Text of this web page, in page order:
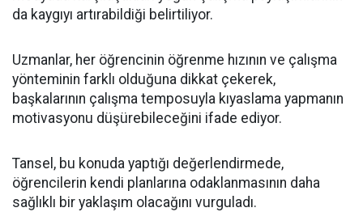
da kaygıyı artırabildiği belirtiliyor.
Uzmanlar, her öğrencinin öğrenme hızının ve çalışma
yönteminin farklı olduğuna dikkat çekerek,
başkalarının çalışma temposuyla kıyaslama yapmanın
motivasyonu düşürebileceğini ifade ediyor.
Tansel, bu konuda yaptığı değerlendirmede,
öğrencilerin kendi planlarına odaklanmasının daha
sağlıklı bir yaklaşım olacağını vurguladı.